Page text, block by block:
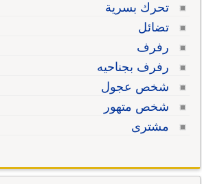
تحرك بسرية
تضائل
رفرف
رفرف بجناحيه
شخص عجول
شخص متهور
مشترى